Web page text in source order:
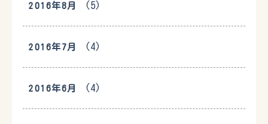
2016年8月 (5)
2016年7月 (4)
2016年6月 (4)